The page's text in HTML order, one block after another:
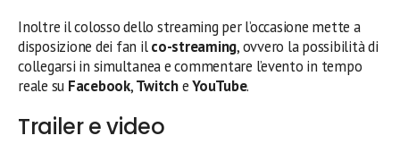
Inoltre il colosso dello streaming per l’occasione mette a
disposizione dei fan ilco-streaming, ovvero la possibilità di
collegarsi in simultanea e commentare l’evento in tempo
reale su Facebook,TwitcheYouTube.
Trailer e video